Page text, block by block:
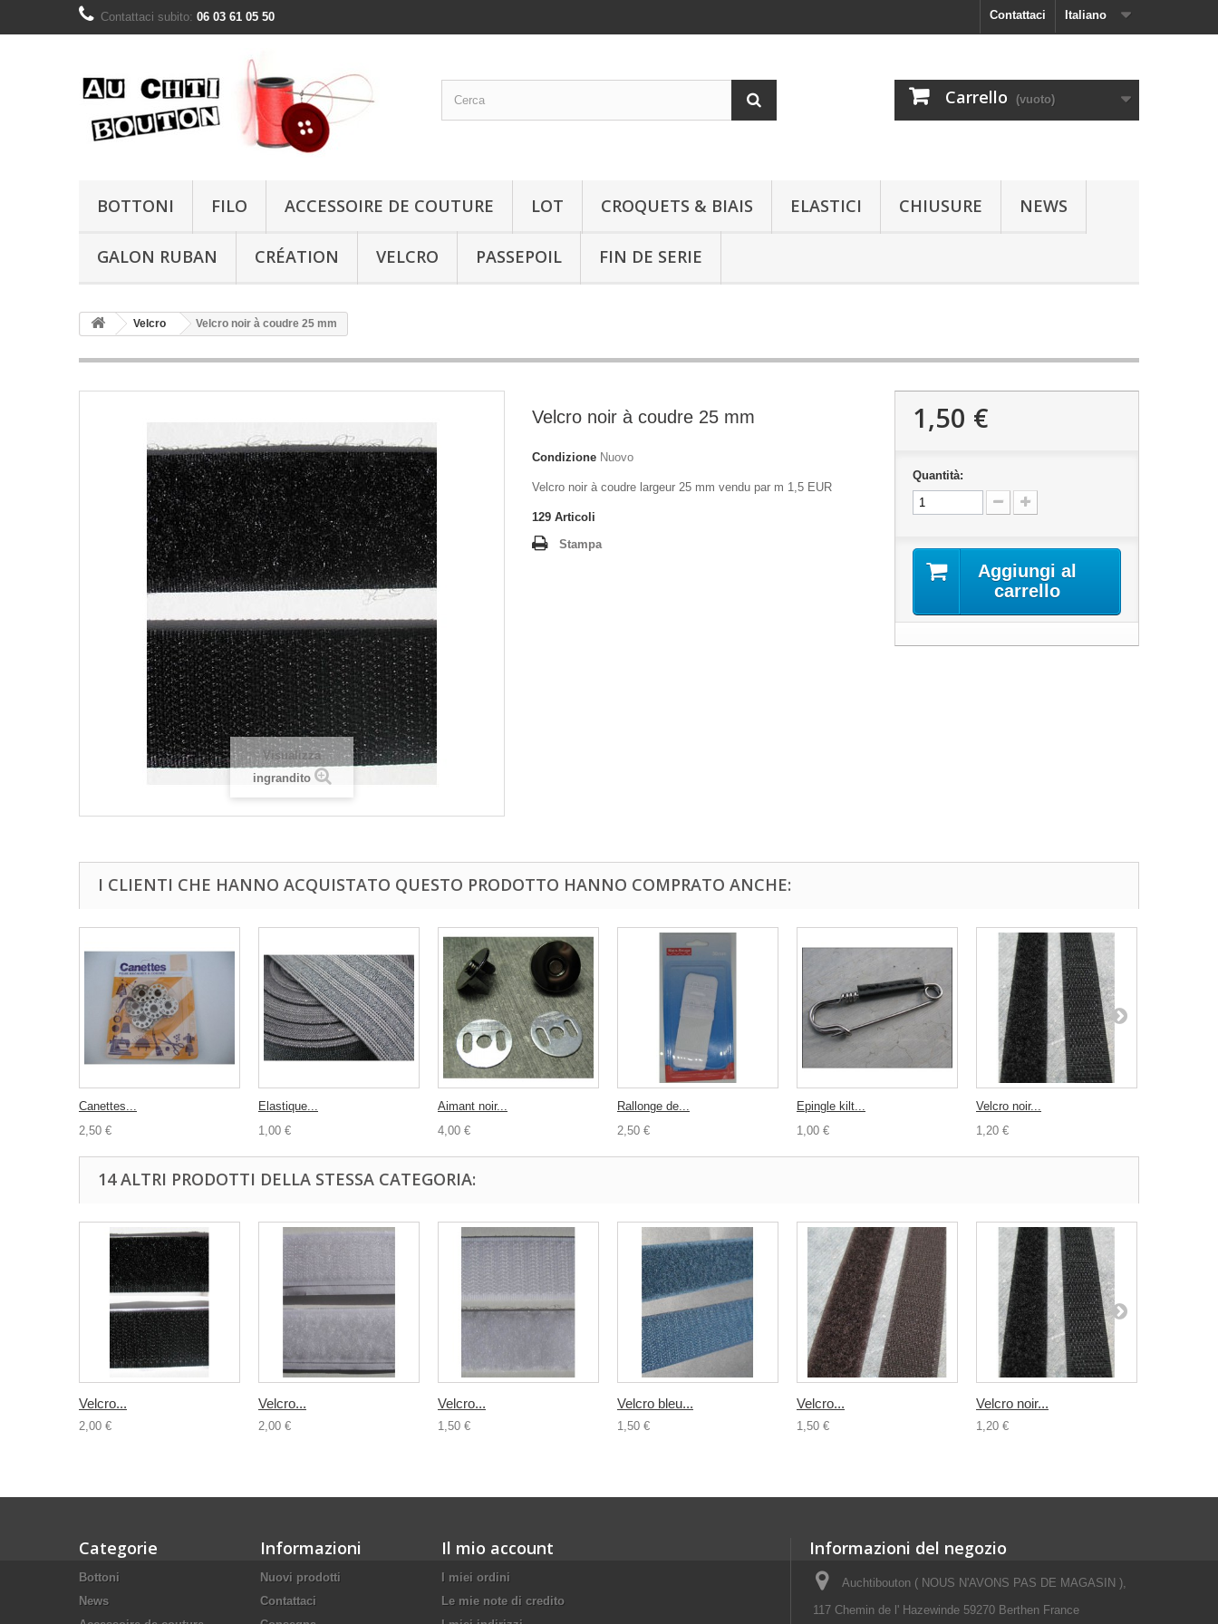
Italiano
Contattaci
Contattaci subito: 06 03 61 05 50
Carrello (vuoto)
BOTTONI FILO ACCESSOIRE DE COUTURE LOT CROQUETS & BIAIS ELASTICI CHIUSURE NEWS
GALON RUBAN CRÉATION VELCRO PASSEPOIL FIN DE SERIE
Velcro Velcro noir à coudre 25 mm
Visualizza
ingrandito
Velcro noir à coudre 25 mm
Condizione Nuovo
Velcro noir à coudre largeur 25 mm vendu par m 1,5 EUR
129 Articoli
Stampa
1,50 €
Quantità:
Aggiungi al
carrello
I CLIENTI CHE HANNO ACQUISTATO QUESTO PRODOTTO HANNO COMPRATO ANCHE:
Canettes...
2,50 €
Elastique...
1,00 €
Aimant noir...
4,00 €
Rallonge de...
2,50 €
Epingle kilt...
1,00 €
Velcro noir...
1,20 €
14 ALTRI PRODOTTI DELLA STESSA CATEGORIA:
Velcro...
2,00 €
Velcro...
2,00 €
Velcro...
1,50 €
Velcro bleu...
1,50 €
Velcro...
1,50 €
Velcro noir...
1,20 €
Categorie
Bottoni
News
Informazioni
Nuovi prodotti
Contattaci
Il mio account
I miei ordini
Le mie note di credito
Informazioni del negozio
Auchtibouton ( NOUS N'AVONS PAS DE MAGASIN ),
117 Chemin de l' Hazewinde 59270 Berthen France